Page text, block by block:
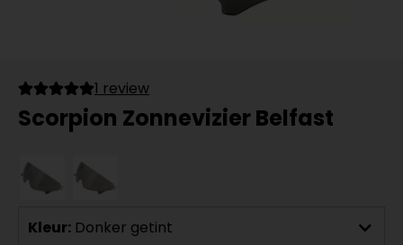
1 review
Scorpion Zonnevizier Belfast
Kleur: Donker getint